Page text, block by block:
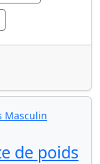
Masculin
de poids